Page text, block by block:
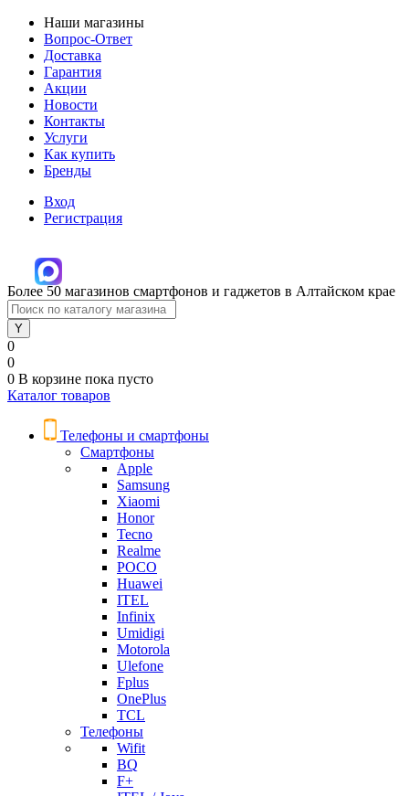
Наши магазины
Вопрос-Ответ
Доставка
Гарантия
Акции
Новости
Контакты
Услуги
Как купить
Бренды
Вход
Регистрация
Более 50 магазинов смартфонов и гаджетов в Алтайском крае
0
0
0 В корзине пока пусто
Каталог товаров
Телефоны и смартфоны
Смартфоны
Apple
Samsung
Xiaomi
Honor
Tecno
Realme
POCO
Huawei
ITEL
Infinix
Umidigi
Motorola
Ulefone
Fplus
OnePlus
TCL
Телефоны
Wifit
BQ
F+